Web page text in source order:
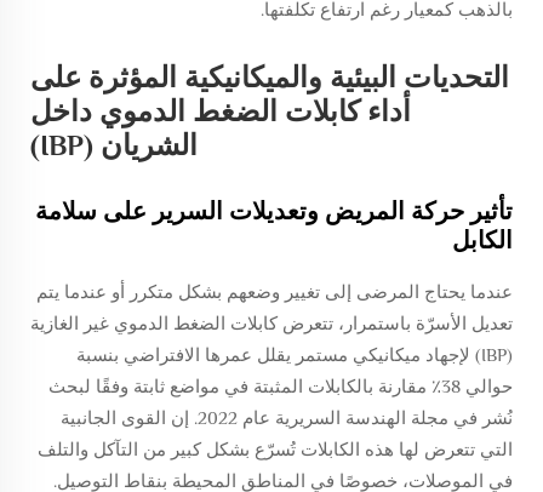
بالذهب كمعيار رغم ارتفاع تكلفتها.
التحديات البيئية والميكانيكية المؤثرة على
أداء كابلات الضغط الدموي داخل
الشريان (IBP)
تأثير حركة المريض وتعديلات السرير على سلامة
الكابل
عندما يحتاج المرضى إلى تغيير وضعهم بشكل متكرر أو عندما يتم
تعديل الأسرّة باستمرار، تتعرض كابلات الضغط الدموي غير الغازية
(IBP) لإجهاد ميكانيكي مستمر يقلل عمرها الافتراضي بنسبة
حوالي 38٪ مقارنة بالكابلات المثبتة في مواضع ثابتة وفقًا لبحث
نُشر في مجلة الهندسة السريرية عام 2022. إن القوى الجانبية
التي تتعرض لها هذه الكابلات تُسرّع بشكل كبير من التآكل والتلف
في الموصلات، خصوصًا في المناطق المحيطة بنقاط التوصيل.